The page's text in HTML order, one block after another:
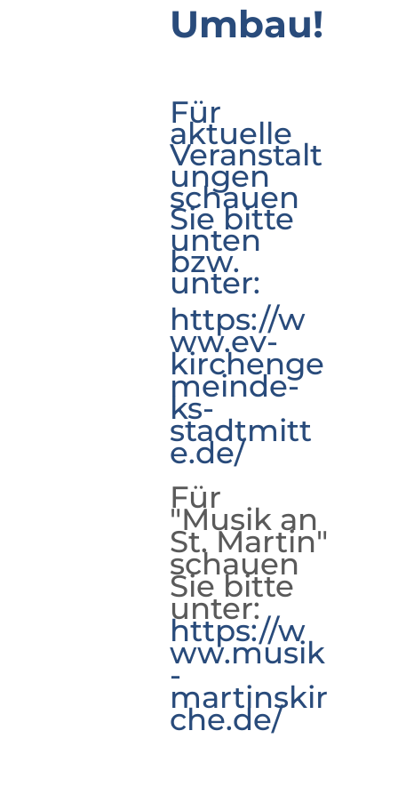
Umbau!
Für
aktuelle
Veranstalt
ungen
schauen
Sie bitte
unten
bzw.
unter:
https://w
ww.ev-
kirchenge
meinde-
ks-
stadtmitt
e.de/
Für
"Musik an
St. Martin"
schauen
Sie bitte
unter:
https://w
ww.musik
-
martinskir
che.de/